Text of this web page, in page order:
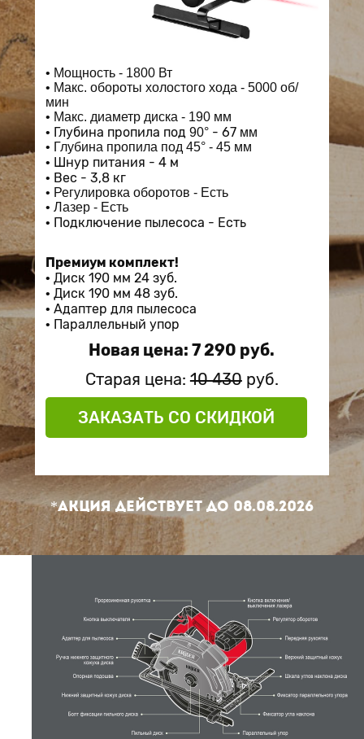
Мощность - 1800 Вт
Макс. обороты холостого хода - 5000 об/
мин
Макс. диаметр диска - 190 мм
Глубина пропила под90° - 67 мм
Глубина пропила под 45° - 45 мм
Шнур питания - 4 м
Вес - 3,8 кг
Регулировка оборотов - Есть
Лазер - Есть
Подключение пылесоса - Есть
Премиум комплект!
Диск 190 мм 24 зуб.
Диск 190 мм 48 зуб.
Адаптер для пылесоса
Параллельный упор
Новая цена: 7 290 руб.
Старая цена:10 430руб.
ЗАКАЗАТЬ СО СКИДКОЙ
*Акция действует до 08.08.2026